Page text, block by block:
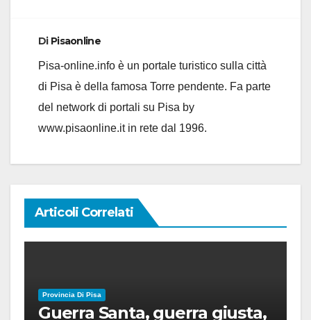
Di Pisaonline
Pisa-online.info è un portale turistico sulla città
di Pisa è della famosa Torre pendente. Fa parte
del network di portali su Pisa by
www.pisaonline.it in rete dal 1996.
Articoli Correlati
Provincia Di Pisa
Guerra Santa, guerra giusta,